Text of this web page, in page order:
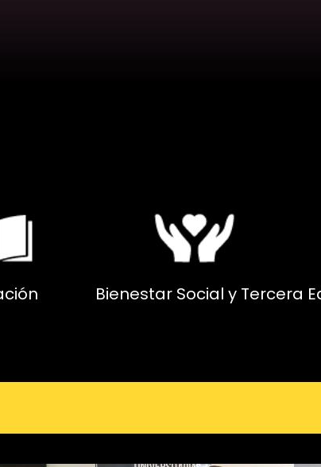
Bienestar Social y Tercera